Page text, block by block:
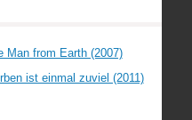
Man from Earth (2007)
ist einmal zuviel (2011)